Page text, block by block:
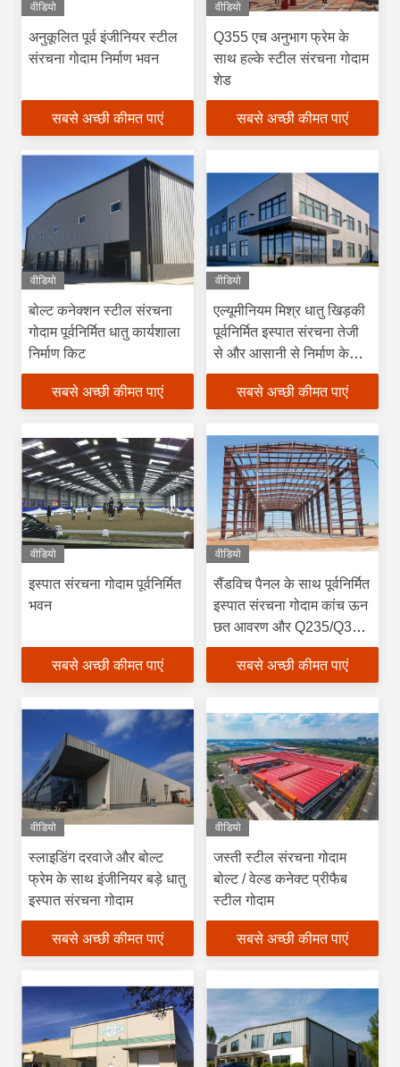
वीडियो
अनुकूलित पूर्व इंजीनियर स्टील
संरचना गोदाम निर्माण भवन
सबसे अच्छी कीमत पाएं
वीडियो
Q355 एच अनुभाग फ्रेम के
साथ हल्के स्टील संरचना गोदाम
शेड
सबसे अच्छी कीमत पाएं
वीडियो
बोल्ट कनेक्शन स्टील संरचना
गोदाम पूर्वनिर्मित धातु कार्यशाला
निर्माण किट
सबसे अच्छी कीमत पाएं
वीडियो
एल्यूमीनियम मिश्र धातु खिड़की
पूर्वनिर्मित इस्पात संरचना तेजी
से और आसानी से निर्माण के
लिए गोदाम कार्यशाला
सबसे अच्छी कीमत पाएं
वीडियो
इस्पात संरचना गोदाम पूर्वनिर्मित
भवन
सबसे अच्छी कीमत पाएं
वीडियो
सैंडविच पैनल के साथ पूर्वनिर्मित
इस्पात संरचना गोदाम कांच ऊन
छत आवरण और Q235/Q345
इस्पात भवन किट
सबसे अच्छी कीमत पाएं
वीडियो
स्लाइडिंग दरवाजे और बोल्ट
फ्रेम के साथ इंजीनियर बड़े धातु
इस्पात संरचना गोदाम
सबसे अच्छी कीमत पाएं
वीडियो
जस्ती स्टील संरचना गोदाम
बोल्ट / वेल्ड कनेक्ट प्रीफैब
स्टील गोदाम
सबसे अच्छी कीमत पाएं